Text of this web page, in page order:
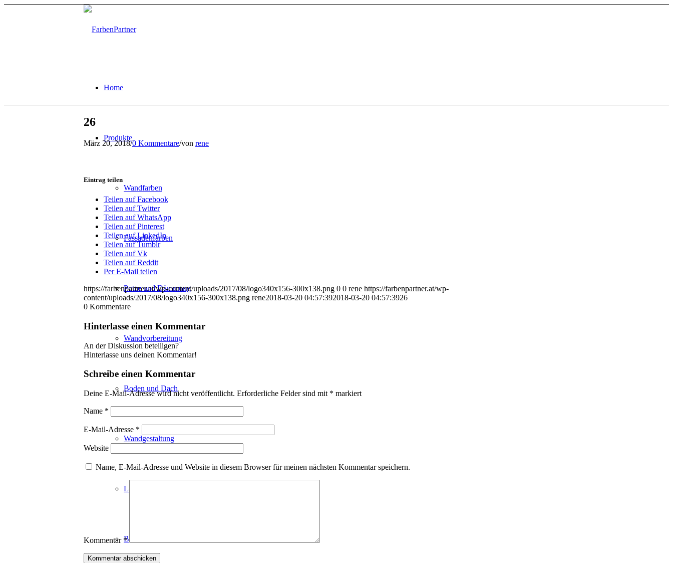
Home
Produkte
Wandfarben
Fassadenfarben
Putze und Dämmung
Wandvorbereitung
Boden und Dach
Wandgestaltung
Lackvorarbeiten
Bautenlacke
26
März 20, 2018/0 Kommentare/von rene
Eintrag teilen
Teilen auf Facebook
Teilen auf Twitter
Teilen auf WhatsApp
Teilen auf Pinterest
Teilen auf LinkedIn
Teilen auf Tumblr
Teilen auf Vk
Teilen auf Reddit
Per E-Mail teilen
https://farbenpartner.at/wp-content/uploads/2017/08/logo340x156-300x138.png 0 0 rene https://farbenpartner.at/wp-
content/uploads/2017/08/logo340x156-300x138.png rene2018-03-20 04:57:392018-03-20 04:57:3926
0 Kommentare
Hinterlasse einen Kommentar
An der Diskussion beteiligen?
Hinterlasse uns deinen Kommentar!
Schreibe einen Kommentar
Deine E-Mail-Adresse wird nicht veröffentlicht. Erforderliche Felder sind mit * markiert
Name *
E-Mail-Adresse *
Website
Name, E-Mail-Adresse und Website in diesem Browser für meinen nächsten Kommentar speichern.
Kommentar *